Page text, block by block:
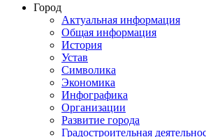
Город
Актуальная информация
Общая информация
История
Устав
Символика
Экономика
Инфографика
Организации
Развитие города
Градостроительная